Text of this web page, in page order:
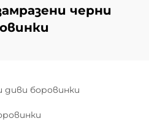
черни
диви боровинки